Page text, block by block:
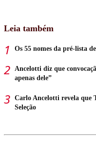
Leia também
Os 55 nomes da pré-lista
Ancelotti diz que
apenas dele”
Carlo Ancelotti revela que
Seleção